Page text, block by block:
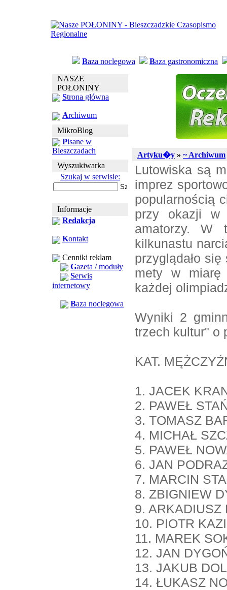
Baza noclegowa Baza gastronomiczna
NASZE
POŁONINY
Strona główna
Archiwum
MikroBlog
Pisane w
Bieszczadach
Wyszukiwarka
Szukaj w serwisie:
Informacje
Redakcja
Kontakt
Cenniki reklam
Gazeta / moduły
Serwis
internetowy
Baza noclegowa
Artyku�y » ~ Archiwum
Lutowiska są
imprez
popularnością
przy okazji w
amatorzy. W
kilkunastu
przyglądało
mety w miarę
każdej
Wyniki 2
trzech kultur" o
KAT.
1. JACEK
2. PAWEŁ
3. TOMASZ
4. MICHAŁ
5. PAWEŁ
6. JAN
7. MARCIN
8. ZBIGNIEW
9. ARKADIUSZ
10. PIOTR
11. MAREK
12. JAN
13. JAKUB
14. ŁUKASZ